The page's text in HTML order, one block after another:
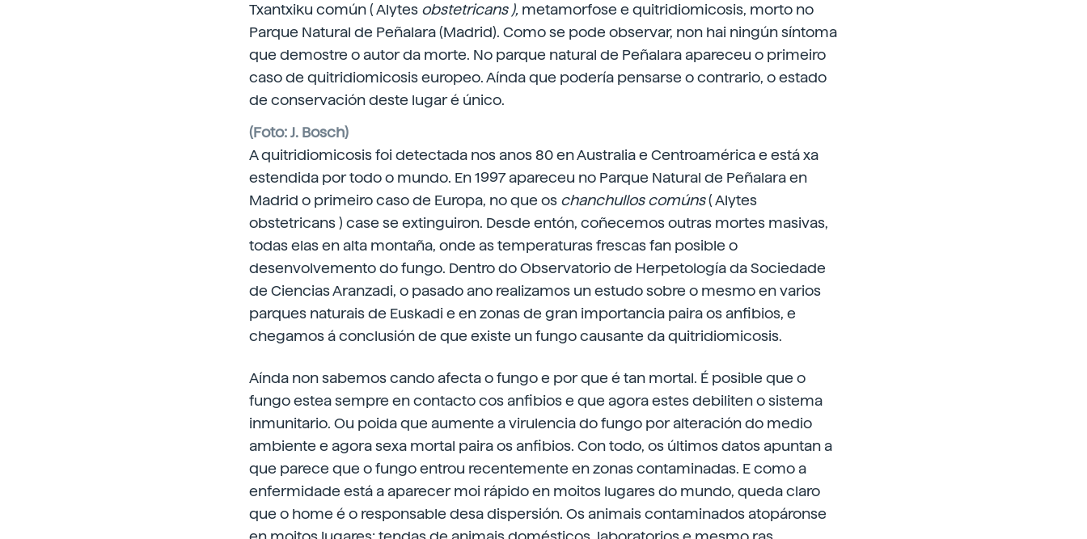
Txantxiku común ( Alytes obstetricans ), metamorfose e quitridiomicosis, morto no
Parque Natural de Peñalara (Madrid). Como se pode observar, non hai ningún síntoma
que demostre o autor da morte. No parque natural de Peñalara apareceu o primeiro
caso de quitridiomicosis europeo. Aínda que podería pensarse o contrario, o estado
de conservación deste lugar é único.
(Foto: J. Bosch)
A quitridiomicosis foi detectada nos anos 80 en Australia e Centroamérica e está xa
estendida por todo o mundo. En 1997 apareceu no Parque Natural de Peñalara en
Madrid o primeiro caso de Europa, no que os chanchullos comúns( Alytes
obstetricans ) case se extinguiron. Desde entón, coñecemos outras mortes masivas,
todas elas en alta montaña, onde as temperaturas frescas fan posible o
desenvolvemento do fungo. Dentro do Observatorio de Herpetología da Sociedade
de Ciencias Aranzadi, o pasado ano realizamos un estudo sobre o mesmo en varios
parques naturais de Euskadi e en zonas de gran importancia paira os anfibios, e
chegamos á conclusión de que existe un fungo causante da quitridiomicosis.
Aínda non sabemos cando afecta o fungo e por que é tan mortal. É posible que o
fungo estea sempre en contacto cos anfibios e que agora estes debiliten o sistema
inmunitario. Ou poida que aumente a virulencia do fungo por alteración do medio
ambiente e agora sexa mortal paira os anfibios. Con todo, os últimos datos apuntan a
que parece que o fungo entrou recentemente en zonas contaminadas. E como a
enfermidade está a aparecer moi rápido en moitos lugares do mundo, queda claro
que o home é o responsable desa dispersión. Os animais contaminados atopáronse